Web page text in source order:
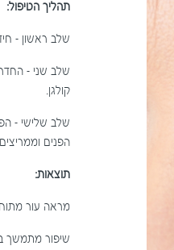
תהליך הטיפול:
שלב ראשון –
שלב שני –
קולגן.
שלב שלישי –
הפנים
תוצאות:
מראה עור
שיפור מתמשך